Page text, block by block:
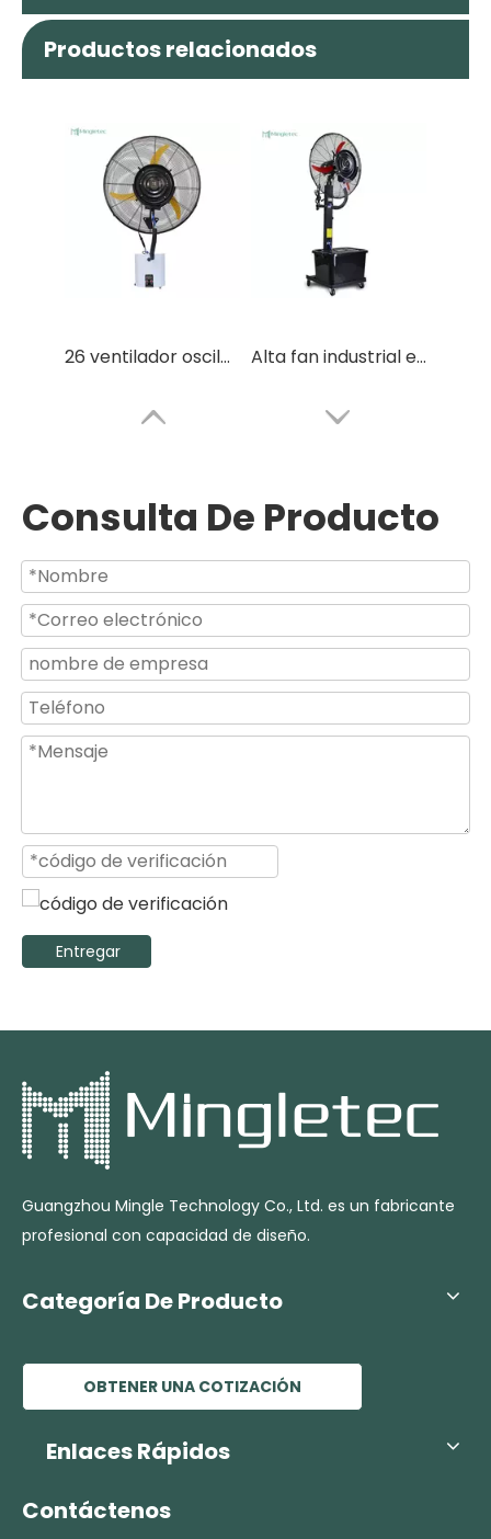
Productos relacionados
26 ventilador oscilante montado en la pared eléctrico de la niebla del espray de agua de Bldc de 30 pulgadas Alta fan industrial eficiente de la niebla del espray de agua de la refrigeración por aire del motor BLDC
MFJ-MS 26 Ventilador de niebla con soporte industrial de refrigeración para exteriores de 30 pulgadas MFJ-MS 26 Ventilador de niebla por pulverización de agua industrial eléctrico de 30 pulgadas
Consulta De Producto
Entregar
Guangzhou Mingle Technology Co., Ltd. es un fabricante
profesional con capacidad de diseño.
Categoría De Producto
OBTENER UNA COTIZACIÓN
Enlaces Rápidos
Contáctenos